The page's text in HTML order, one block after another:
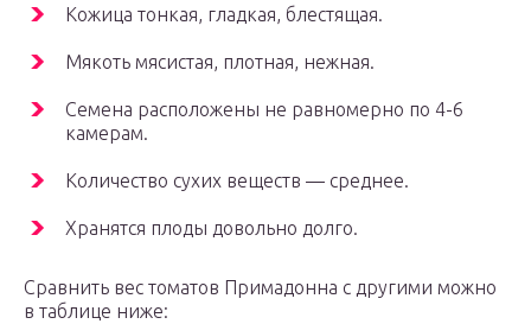
Кожица тонкая, гладкая, блестящая.
Мякоть мясистая, плотная, нежная.
Семена расположены не равномерно по 4-6
камерам.
Количество сухих веществ — среднее.
Хранятся плоды довольно долго.
Сравнить вес томатов Примадонна с другими можно
в таблице ниже: